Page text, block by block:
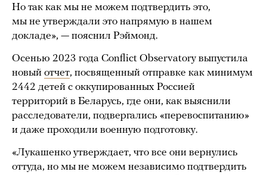
Но так как мы не можем подтвердить это,
мы не утверждали это напрямую в нашем
докладе», — пояснил Рэймонд.
Осенью 2023 года Conflict Observatory выпустила
новый отчет, посвященный отправке как минимум
2442 детей с оккупированных Россией
территорий в Беларусь, где они, как выяснили
расследователи, подвергались «перевоспитанию»
и даже проходили военную подготовку.
«Лукашенко утверждает, что все они вернулись
оттуда, но мы не можем независимо подтвердить